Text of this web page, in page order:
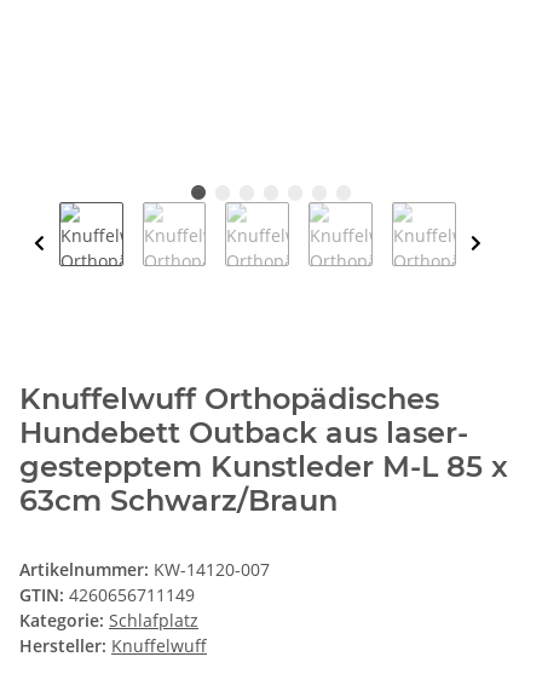
Knuffelwuff Orthopädisches
Hundebett Outback aus laser-
gestepptem Kunstleder M-L 85 x
63cm Schwarz/Braun
Artikelnummer: KW-14120-007
GTIN: 4260656711149
Kategorie: Schlafplatz
Hersteller: Knuffelwuff